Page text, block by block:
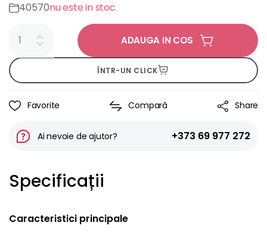
40570nu este in stoc
ADAUGA IN COS
ÎNTR-UN CLICK
Favorite Compară Share
Ai nevoie de ajutor? +373 69 977 272
Specificații
Caracteristici principale